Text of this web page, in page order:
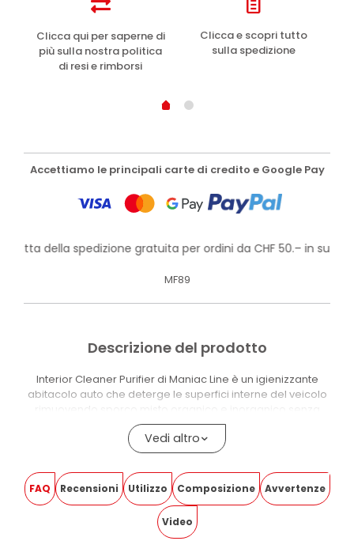
Clicca qui per saperne di
più sulla nostra politica
di resi e rimborsi
Clicca e scopri tutto
sulla spedizione
Accettiamo le principali carte di credito e Google Pay
della spedizione gratuita per ordini da CHF 50.– in su!
MF89
Descrizione del prodotto
Interior Cleaner Purifier di Maniac Line è un igienizzante
abitacolo auto che deterge le superfici interne del veicolo
rimuovendo sporco misto organico e inorganico senza
lasciare aloni o residui. La formula è compatibile con pelle,
microfibra, alluminio e carbonio, materiali ricorrenti negli
interni delle auto moderne.
Il prodotto ha superato test di attività virucida secondo la
norma UNI EN 14476 e test di attività battericida secondo le
norme UNI EN 1276 e UNI EN 13697, condotti presso laboratori
indipendenti accreditati ISO 17025:2005. Pulisce in
Vedi altro
FAQ Recensioni Utilizzo Composizione Avvertenze
Video